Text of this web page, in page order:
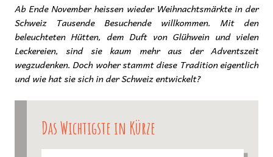
Ab Ende November heissen wieder Weihnachtsmärkte in der
Schweiz Tausende Besuchende willkommen. Mit den
beleuchteten Hütten, dem Duft von Glühwein und vielen
Leckereien, sind sie kaum mehr aus der Adventszeit
wegzudenken. Doch woher stammt diese Tradition eigentlich
und wie hat sie sich in der Schweiz entwickelt?
Das Wichtigste in Kürze